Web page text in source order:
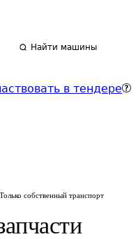
Найти машины
в тендере
Только собственный транспорт